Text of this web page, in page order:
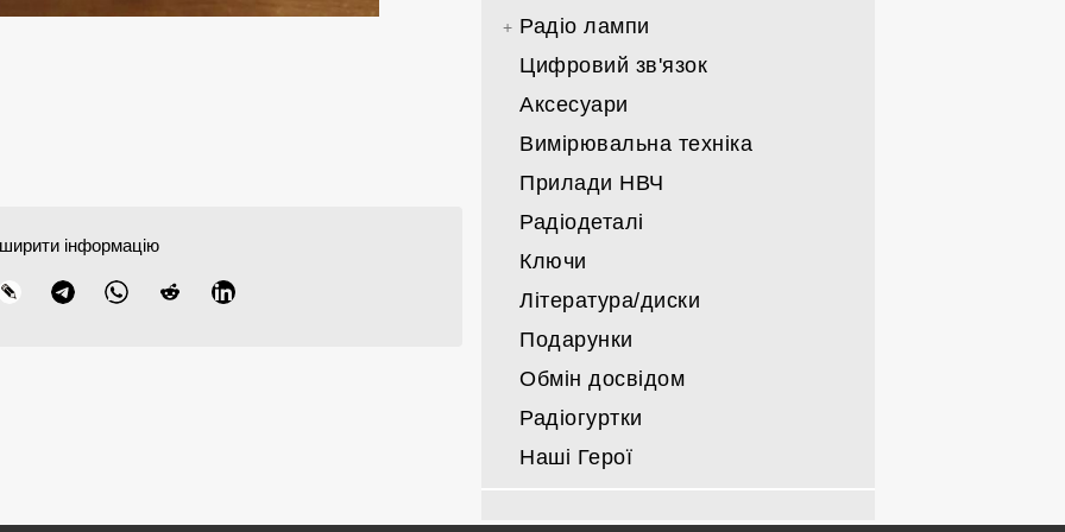
інформацію
Трансивери саморобні
Решта
військовкі
Підсилювачі саморобні КХ/УКХ
Деталі для підсилювачів
Тільки блоки живлення
Компоненти блоків живлення
Радіо лампи
Радіо лампи Г/ГИ/ГМИ/ГС/ГУ
Інші радіо лампи
Цифровий зв'язок
Аксесуари
Вимірювальна техніка
Прилади НВЧ
Радіодеталі
Ключи
Література/диски
Подарунки
Обмін досвідом
Радіогуртки
Наші Герої